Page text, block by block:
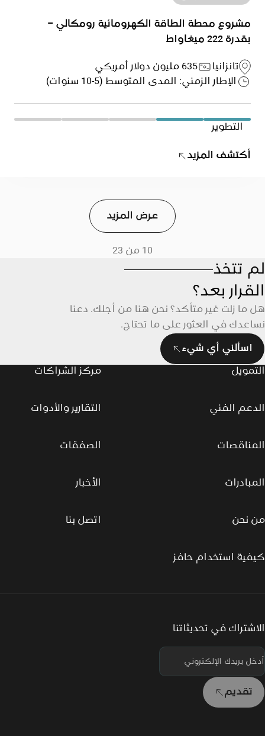
مشروع محطة الطاقة الكهرومائية رومكالي –
بقدرة 222 ميغاواط
تانزانيا
635 مليون دولار أمريكي
الإطار الزمني: المدى المتوسط (5-10 سنوات)
التطوير
أكتشف المزيد
عرض المزيد
10 من 23
لم تتخذ
القرار بعد؟
هل ما زلت غير متأكد؟ نحن هنا من أجلك. دعنا
نساعدك في العثور على ما تحتاج.
اسألني أي شيء
التمويل
الدعم الفني
المناقصات
المبادرات
مركز الشراكات
التقارير والأدوات
الصفقات
الأخبار
من نحن اتصل بنا
كيفية استخدام حافز
الاشتراك في تحديثاتنا
تقديم